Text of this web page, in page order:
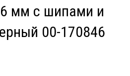
мм с шипами и
00-170846